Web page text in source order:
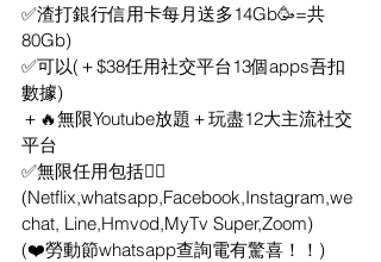
✅渣打銀行信用卡每月送多14Gb🥳=共
80Gb)
✅可以(＋$38任用社交平台13個apps吾扣
數據)
＋🔥無限Youtube放題＋玩盡12大主流社交
平台
✅無限任用包括👇🏻
(Netflix,whatsapp,Facebook,Instagram,we
chat, Line,Hmvod,MyTv Super,Zoom)
(❤️勞動節whatsapp查詢電有驚喜！！)